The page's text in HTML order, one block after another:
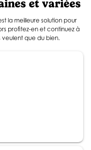
et variées
la meilleure solution pour
profitez-en et continuez à
veulent que du bien.